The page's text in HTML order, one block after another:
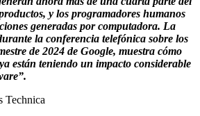
y los programadores humanos
generadas por computadora. La
la conferencia telefónica sobre los
de 2024 de Google, muestra cómo
están teniendo un impacto considerable
Technica